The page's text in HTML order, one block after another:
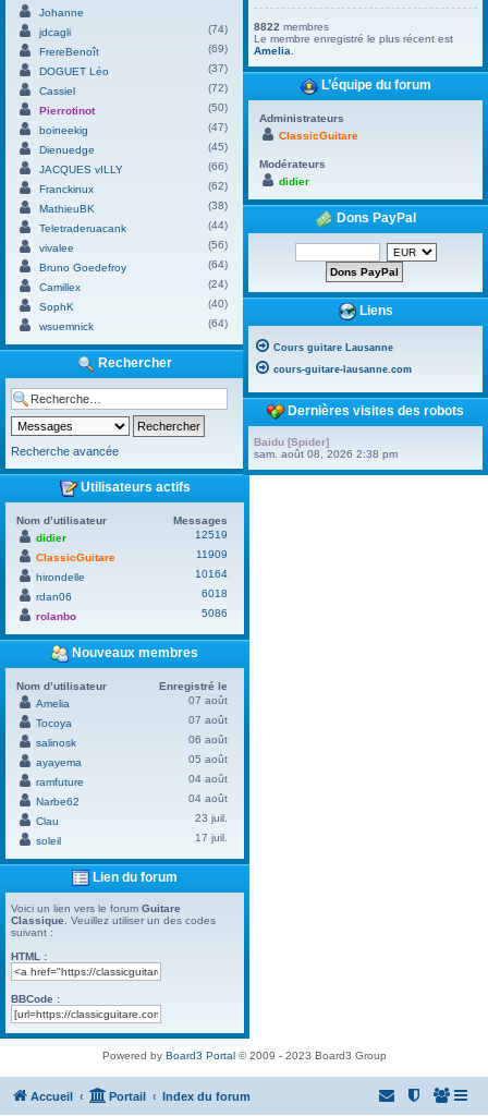
Johanne
jdcagli
(74)
FrereBenoît
(69)
DOGUET Léo
(37)
Cassiel
(72)
Pierrotinot
(50)
boineekig
(47)
Dienuedge
(45)
JACQUES vILLY
(66)
Franckinux
(62)
MathieuBK
(38)
Teletraderuacank
(44)
vivalee
(56)
Bruno Goedefroy
(64)
Camillex
(24)
SophK
(40)
wsuemnick
(64)
Rechercher
Recherche avancée
Utilisateurs actifs
Nom d’utilisateur
Messages
didier
12519
ClassicGuitare
11909
hirondelle
10164
rdan06
6018
rolanbo
5086
Nouveaux membres
Nom d’utilisateur
Enregistré le
Amelia
07 août
Tocoya
07 août
salinosk
06 août
ayayema
05 août
ramfuture
04 août
Narbe62
04 août
Clau
23 juil.
soleil
17 juil.
Lien du forum
Voici un lien vers le forum Guitare
Classique . Veuillez utiliser un des codes
suivant :
HTML :
BBCode :
8822 membres
Le membre enregistré le plus récent est
Amelia
L’équipe du forum
Administrateurs
ClassicGuitare
Modérateurs
didier
Dons PayPal
Liens
Cours guitare Lausanne
cours-guitare-lausanne.com
Dernières visites des robots
Baidu [Spider]
sam. août 08, 2026 2:38 pm
Powered by Board3 Portal© 2009 - 2023 Board3 Group
Accueil Portail Index du forum